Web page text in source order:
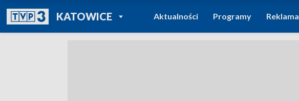
KATOWICEPOWRÓT DO
TVP REGIONY
Aktualności Programy Reklama